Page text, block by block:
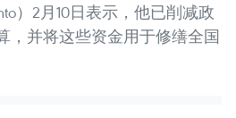
）2月10日表示，他已削减政
，并将这些资金用于修缮全国